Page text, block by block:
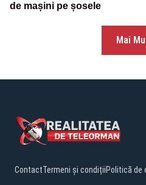
de mașini pe șosele
Mai
ContactTermeni și condițiiPolitică de